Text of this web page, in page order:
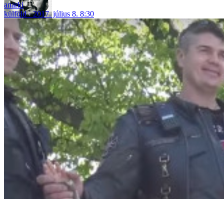
anarki
külföld
2017. július 8. 8:30